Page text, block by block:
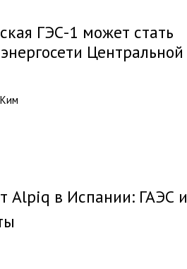
ГЭС-1 может стать
Центральной
Alpiq в Испании: ГАЭС